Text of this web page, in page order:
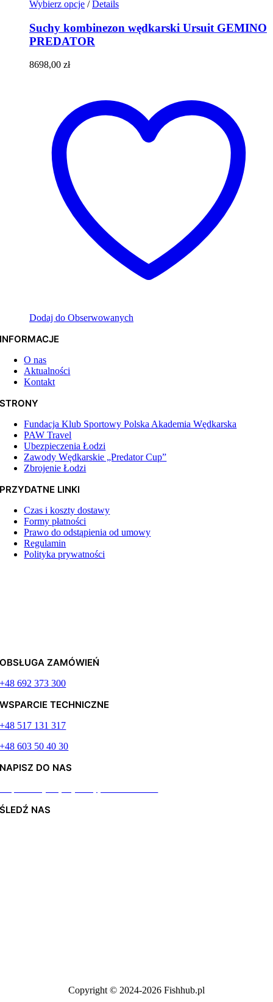
Wybierz opcje Ten
ma
wiele
wariantów.
stronie
produktu
/ Details
Suchy kombinezon wędkarski Ursuit GEMINO
PREDATOR
8698,00 zł
Dodaj do Obserwowanych
INFORMACJE
O nas
Aktualności
Kontakt
STRONY
Fundacja Klub Sportowy Polska Akademia Wędkarska
PAW Travel
Ubezpieczenia Łodzi
Zawody Wędkarskie „Predator Cup”
Zbrojenie Łodzi
PRZYDATNE LINKI
Czas i koszty dostawy
Formy płatności
Prawo do odstąpienia od umowy
Regulamin
Polityka prywatności
OBSŁUGA ZAMÓWIEŃ
+48 692 373 300
WSPARCIE TECHNICZNE
+48 517 131 317
+48 603 50 40 30
NAPISZ DO NAS
ŚLEDŹ NAS
Copyright © 2024-2026 Fishhub.pl